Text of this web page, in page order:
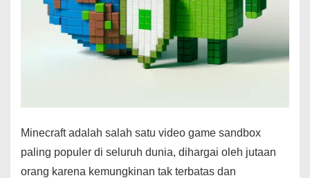
Minecraft adalah salah satu video game sandbox
paling populer di seluruh dunia, dihargai oleh jutaan
orang karena kemungkinan tak terbatas dan